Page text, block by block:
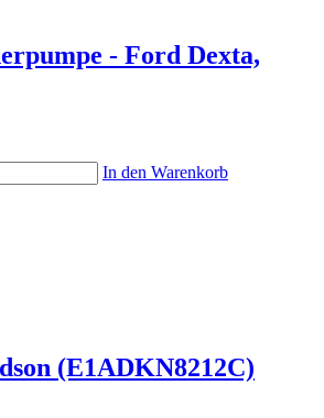
- Ford Dexta,
In den Warenkorb
(E1ADKN8212C)